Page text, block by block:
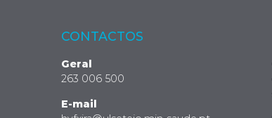
CONTACTOS
Geral
263 006 500
E-mail